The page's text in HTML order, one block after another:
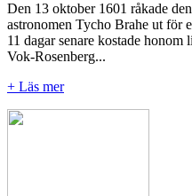
Den 13 oktober 1601 råkade
astronomen Tycho Brahe ut för
11 dagar senare kostade
Vok-Rosenberg...
+ Läs mer